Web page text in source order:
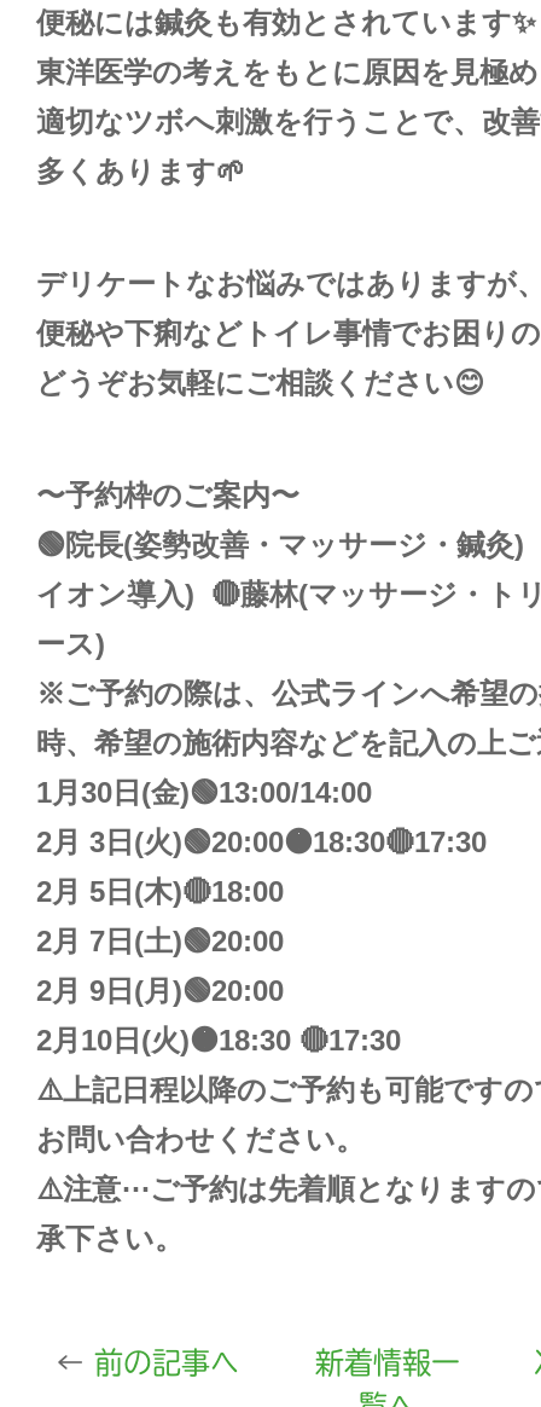
便秘には鍼灸も有効とされています✨
東洋医学の考えをもとに原因を見極
適切なツボへ刺激を行うことで、改
多くあります🌱
デリケートなお悩みではありますが
便秘や下痢などトイレ事情でお困り
どうぞお気軽にご相談ください😊
〜予約枠のご案内〜
🟢院長(姿勢改善・マッサージ・鍼灸)
イオン導入) 🔴藤林(マッサージ・ト
ース)
※ご予約の際は、公式ラインへ希望
時、希望の施術内容などを記入の上
1月30日(金)🟢13:00/14:00
2月 3日(火)🟢20:00🟠18:30🔴17:30
2月 5日(木)🔴18:00
2月 7日(土)🟢20:00
2月 9日(月)🟢20:00
2月10日(火)🟠18:30 🔴17:30
⚠️上記日程以降のご予約も可能です
お問い合わせください。
⚠️注意⋯ご予約は先着順となりますの
承下さい。
前の記事へ
新着情報一